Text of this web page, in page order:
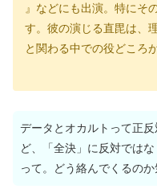
』などにも出演。特にそ
す。彼の演じる直毘は、
と関わる中での役どころ
データとオカルトって正
ど、「全決」に反対では
って。どう絡んでくるのか